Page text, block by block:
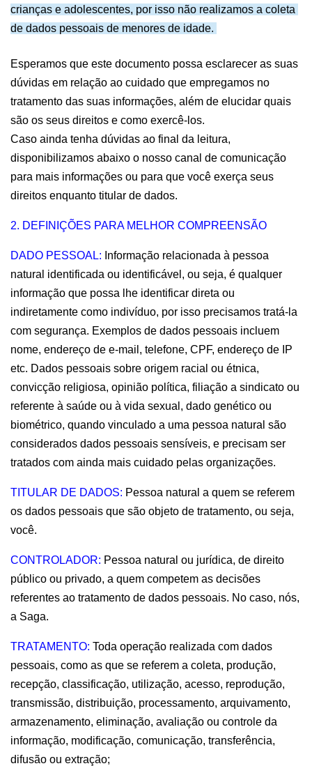
crianças e adolescentes, por isso não realizamos a coleta
de dados pessoais de menores de idade.
Esperamos que este documento possa esclarecer as suas
dúvidas em relação ao cuidado que empregamos no
tratamento das suas informações, além de elucidar quais
são os seus direitos e como exercê-los.
Caso ainda tenha dúvidas ao final da leitura,
disponibilizamos abaixo o nosso canal de comunicação
para mais informações ou para que você exerça seus
direitos enquanto titular de dados.
2. DEFINIÇÕES PARA MELHOR COMPREENSÃO
DADO PESSOAL: Informação relacionada à pessoa
natural identificada ou identificável, ou seja, é qualquer
informação que possa lhe identificar direta ou
indiretamente como indivíduo, por isso precisamos tratá-la
com segurança. Exemplos de dados pessoais incluem
nome, endereço de e-mail, telefone, CPF, endereço de IP
etc. Dados pessoais sobre origem racial ou étnica,
convicção religiosa, opinião política, filiação a sindicato ou
referente à saúde ou à vida sexual, dado genético ou
biométrico, quando vinculado a uma pessoa natural são
considerados dados pessoais sensíveis, e precisam ser
tratados com ainda mais cuidado pelas organizações.
TITULAR DE DADOS: Pessoa natural a quem se referem
os dados pessoais que são objeto de tratamento, ou seja,
você.
CONTROLADOR: Pessoa natural ou jurídica, de direito
público ou privado, a quem competem as decisões
referentes ao tratamento de dados pessoais. No caso, nós,
a Saga.
TRATAMENTO: Toda operação realizada com dados
pessoais, como as que se referem a coleta, produção,
recepção, classificação, utilização, acesso, reprodução,
transmissão, distribuição, processamento, arquivamento,
armazenamento, eliminação, avaliação ou controle da
informação, modificação, comunicação, transferência,
difusão ou extração;